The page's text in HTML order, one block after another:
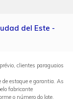
del Este -
clientes paraguaios
estoque e garantia. As
fabricante
o número do lote.